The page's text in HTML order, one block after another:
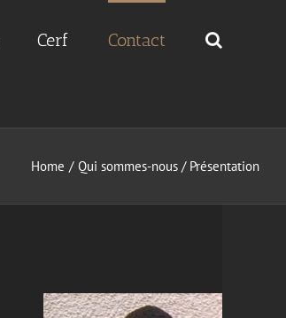
Cerf Contact
Home Qui sommes-nous / Présentation